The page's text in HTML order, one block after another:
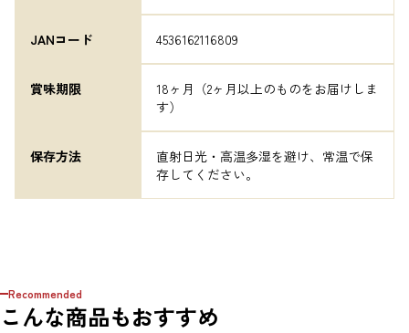
JANコード 4536162116809
賞味期限
18ヶ月（2ヶ月以上のものをお届けしま
す）
保存方法
直射日光・高温多湿を避け、常温で保
存してください。
Recommended
こんな商品もおすすめ